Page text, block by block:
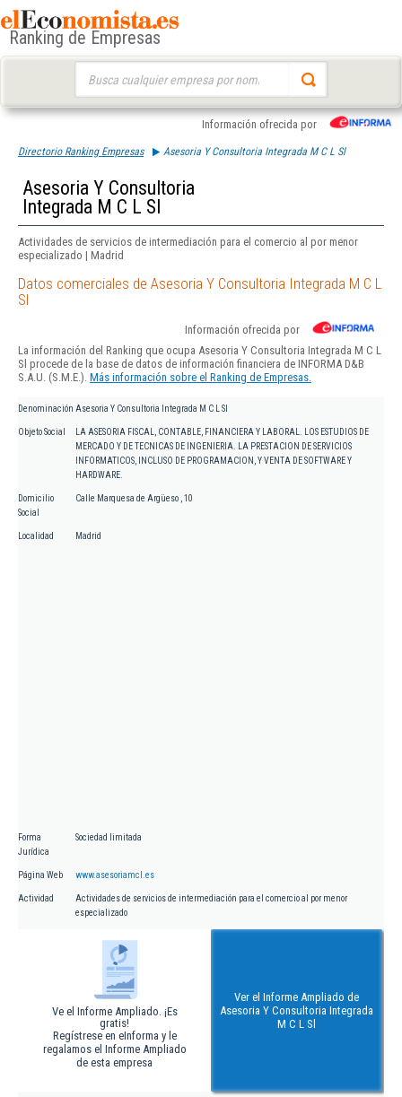
Ranking de Empresas
Información ofrecida por
Directorio Ranking Empresas Asesoria Y Consultoria Integrada M C L Sl
Asesoria Y Consultoria
Integrada M C L Sl
Actividades de servicios de intermediación para el comercio al por menor
especializado | Madrid
Datos comerciales de Asesoria Y Consultoria Integrada M C L
Sl
Información ofrecida por
La información del Ranking que ocupa Asesoria Y Consultoria Integrada M C L
Sl procede de la base de datos de información financiera de INFORMA D&B
S.A.U. (S.M.E.). Más información sobre el Ranking de Empresas.
Denominación Asesoria Y Consultoria Integrada M C L Sl
Objeto Social
LA ASESORIA FISCAL, CONTABLE, FINANCIERA Y LABORAL. LOS ESTUDIOS DE
MERCADO Y DE TECNICAS DE INGENIERIA. LA PRESTACION DE SERVICIOS
INFORMATICOS, INCLUSO DE PROGRAMACION, Y VENTA DE SOFTWARE Y
HARDWARE.
Domicilio
Social
Calle Marquesa de Argüeso , 10
Localidad Madrid
Forma
Jurídica
Sociedad limitada
Página Web www.asesoriamcl.es
Actividad
Actividades de servicios de intermediación para el comercio al por menor
especializado
Ve el Informe Ampliado. ¡Es
gratis!
Regístrese en eInforma y le
regalamos el Informe Ampliado
de esta empresa
Ver el Informe Ampliado de
Asesoria Y Consultoria Integrada
M C L Sl